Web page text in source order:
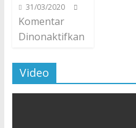
31/03/2020
Komentar
Dinonaktifkan
Video